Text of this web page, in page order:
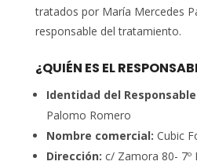
tratados por María Mercedes
responsable del tratamiento.
¿QUIÉN ES EL
Identidad del
Palomo Romero
Nombre comercial: Cubic
Dirección: c/ Zamora 80- 7º